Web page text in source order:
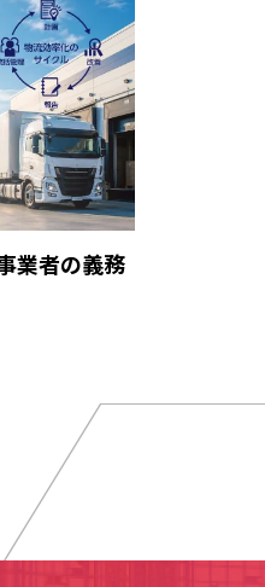
業者の義務